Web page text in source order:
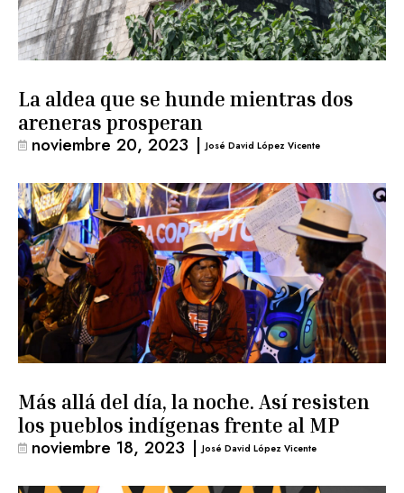
La aldea que se hunde mientras dos
areneras prosperan
noviembre 20, 2023 | José David López Vicente
Más allá del día, la noche. Así resisten
los pueblos indígenas frente al MP
noviembre 18, 2023 | José David López Vicente